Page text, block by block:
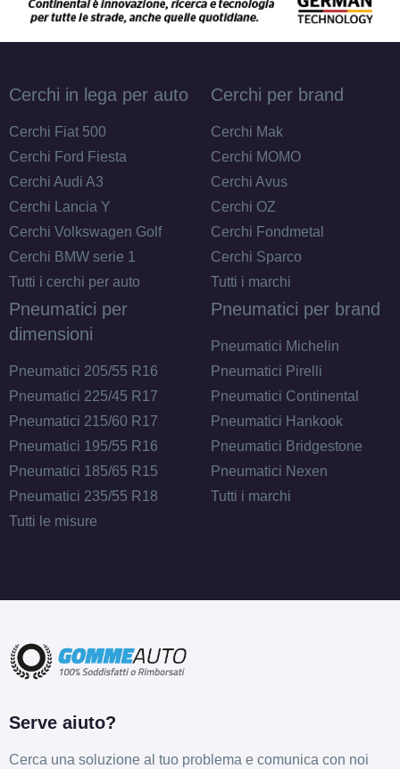
Cerchi in lega per auto
Cerchi Fiat 500
Cerchi Ford Fiesta
Cerchi Audi A3
Cerchi Lancia Y
Cerchi Volkswagen Golf
Cerchi BMW serie 1
Tutti i cerchi per auto
Cerchi per brand
Cerchi Mak
Cerchi MOMO
Cerchi Avus
Cerchi OZ
Cerchi Fondmetal
Cerchi Sparco
Tutti i marchi
Pneumatici per
dimensioni
Pneumatici 205/55 R16
Pneumatici 225/45 R17
Pneumatici 215/60 R17
Pneumatici 195/55 R16
Pneumatici 185/65 R15
Pneumatici 235/55 R18
Tutti le misure
Pneumatici per brand
Pneumatici Michelin
Pneumatici Pirelli
Pneumatici Continental
Pneumatici Hankook
Pneumatici Bridgestone
Pneumatici Nexen
Tutti i marchi
Serve aiuto?
Cerca una soluzione al tuo problema e comunica con noi